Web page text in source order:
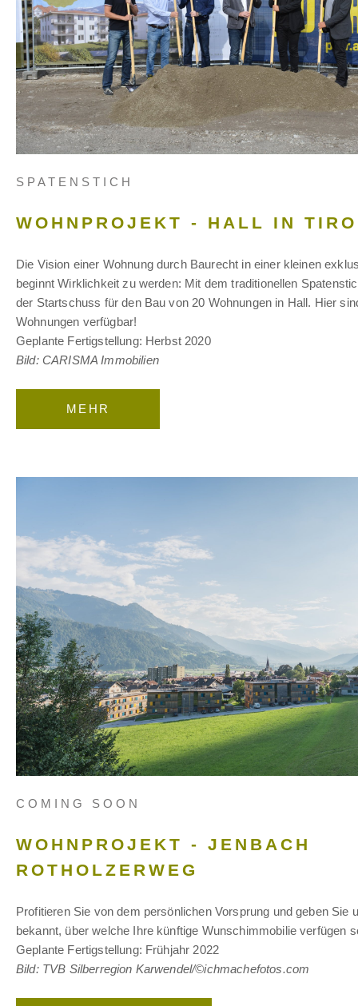
SPATENSTICH
WOHNPROJEKT - HALL IN
Die Vision einer Wohnung durch Baurecht in einer kleinen
beginnt Wirklichkeit zu werden: Mit dem traditionellen
der Startschuss für den Bau von 20 Wohnungen in Hall. Hier
Wohnungen verfügbar!
Geplante Fertigstellung: Herbst 2020
Bild: CARISMA Immobilien
MEHR
COMING SOON
WOHNPROJEKT - JENBACH
ROTHOLZERWEG
Profitieren Sie von dem persönlichen Vorsprung und geben Sie
bekannt, über welche Ihre künftige Wunschimmobilie verfügen
Geplante Fertigstellung: Frühjahr 2022
Bild: TVB Silberregion Karwendel/©ichmachefotos.com